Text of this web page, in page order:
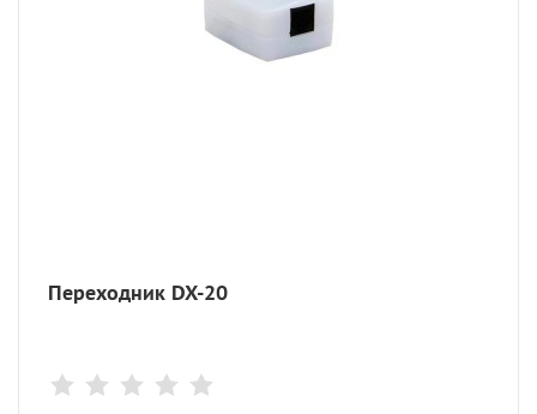
Переходник DX-20